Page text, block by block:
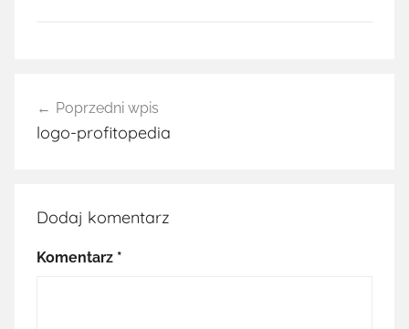
wpisu
Poprzedni wpis
logo-profitopedia
Dodaj komentarz
Komentarz *